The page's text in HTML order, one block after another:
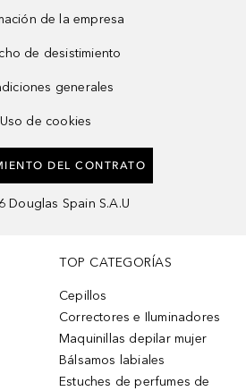
de la empresa
de desistimiento
generales
Uso de cookies
DEL CONTRATO
Douglas Spain S.A.U
TOP CATEGORÍAS
Cepillos
Correctores e Iluminadores
Maquinillas depilar mujer
Bálsamos labiales
Estuches de perfumes de